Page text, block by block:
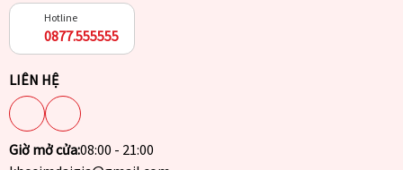
Hotline
0877.555555
LIÊN HỆ
Giờ mở cửa:08:00 - 21:00